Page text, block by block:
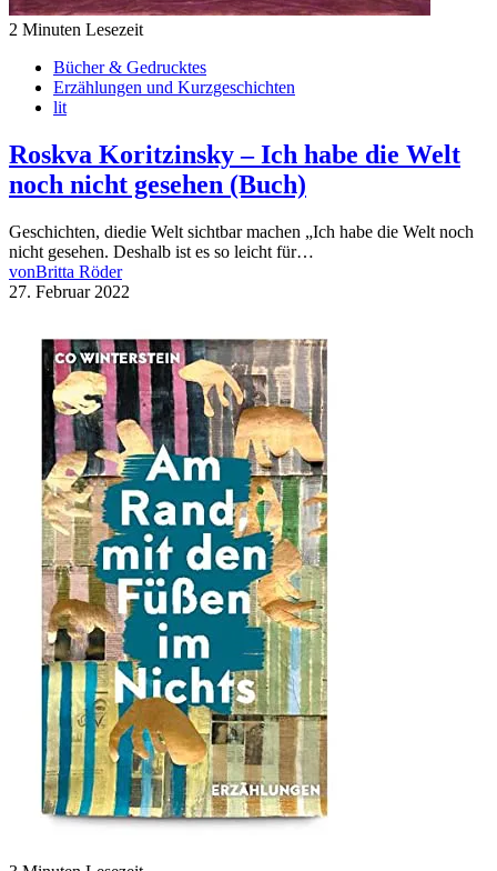
2 Minuten Lesezeit
Bücher & Gedrucktes
Erzählungen und Kurzgeschichten
lit
Roskva Koritzinsky – Ich habe die Welt
noch nicht gesehen (Buch)
Geschichten, diedie Welt sichtbar machen „Ich habe die Welt noch
nicht gesehen. Deshalb ist es so leicht für…
vonBritta Röder
27. Februar 2022